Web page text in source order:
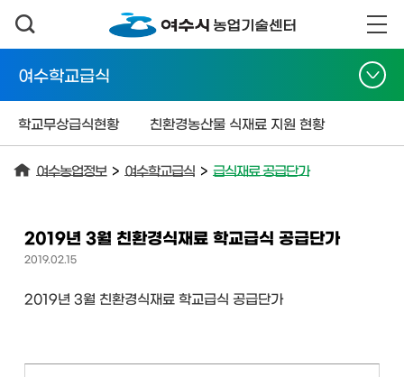
여수학교급식
학교무상급식현황 친환경농산물 식재료 지원 현황
여수농업정보 > 여수학교급식 > 급식재료 공급단가
2019년 3월 친환경식재료 학교급식 공급단가
2019.02.15
2019년 3월 친환경식재료 학교급식 공급단가